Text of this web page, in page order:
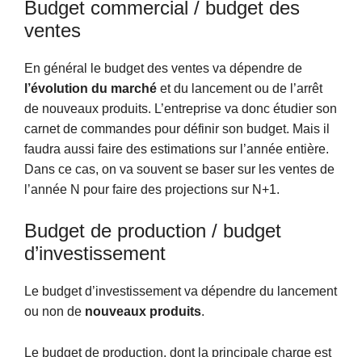
Budget commercial / budget des
ventes
En général le budget des ventes va dépendre de
l’évolution du marché et du lancement ou de l’arrêt
de nouveaux produits. L’entreprise va donc étudier son
carnet de commandes pour définir son budget. Mais il
faudra aussi faire des estimations sur l’année entière.
Dans ce cas, on va souvent se baser sur les ventes de
l’année N pour faire des projections sur N+1.
Budget de production / budget
d’investissement
Le budget d’investissement va dépendre du lancement
ou non de nouveaux produits.
Le budget de production, dont la principale charge est